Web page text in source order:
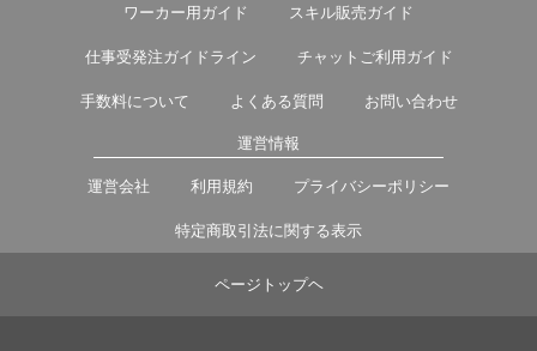
ワーカー用ガイド スキル販売ガイド
仕事受発注ガイドライン チャットご利用ガイド
手数料について よくある質問 お問い合わせ
運営情報
運営会社 利用規約 プライバシーポリシー
特定商取引法に関する表示
ページトップヘ